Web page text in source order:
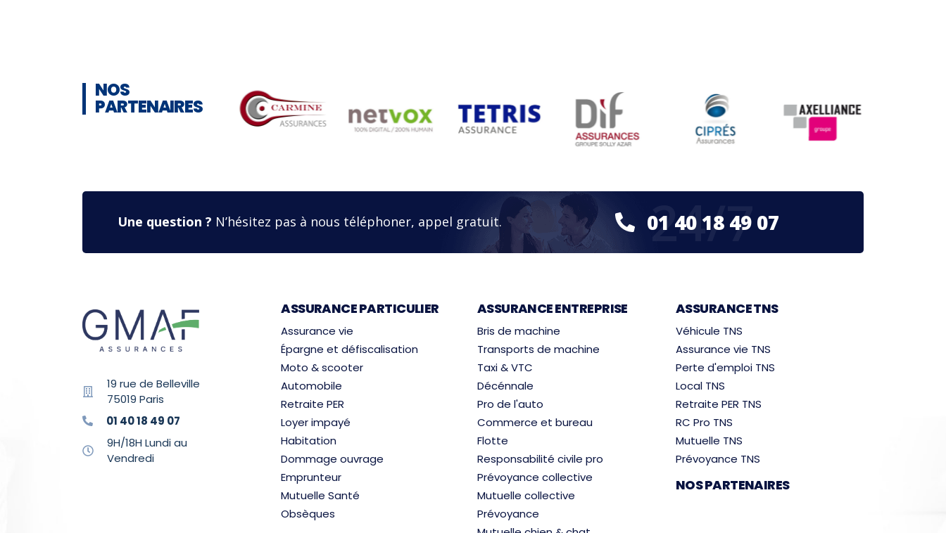
NOS
PARTENAIRES
Une question ? N’hésitez pas à nous téléphoner, appel gratuit. 01 40 18 49 07
24/7
19 rue de Belleville
75019 Paris
01 40 18 49 07
9H/18H Lundi au
Vendredi
ASSURANCE PARTICULIER
Assurance vie
Épargne et défiscalisation
Moto & scooter
Automobile
Retraite PER
Loyer impayé
Habitation
Dommage ouvrage
Emprunteur
Mutuelle Santé
Obsèques
ASSURANCE ENTREPRISE
Bris de machine
Transports de machine
Taxi & VTC
Décénnale
Pro de l'auto
Commerce et bureau
Flotte
Responsabilité civile pro
Prévoyance collective
Mutuelle collective
Prévoyance
ASSURANCE TNS
Véhicule TNS
Assurance vie TNS
Perte d'emploi TNS
Local TNS
Retraite PER TNS
RC Pro TNS
Mutuelle TNS
Prévoyance TNS
NOS PARTENAIRES